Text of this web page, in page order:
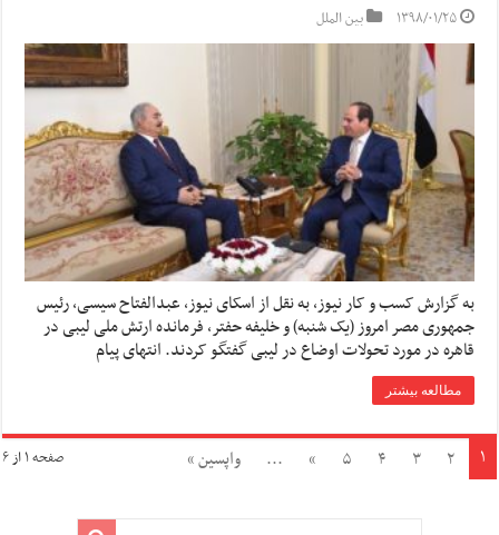
۱۳۹۸/۰۱/۲۵ بین الملل
به گزارش کسب و کار نیوز، به نقل از اسکای نیوز، عبدالفتاح سیسی، رئیس
جمهوری مصر امروز (یک شنبه) و خلیفه حفتر، فرمانده ارتش ملی لیبی در
قاهره در مورد تحولات اوضاع در لیبی گفتگو کردند. انتهای پیام
مطالعه بیشتر
صفحه ۱ از ۶ ۱ ۲ ۳ ۴ ۵ »
... واپسین »